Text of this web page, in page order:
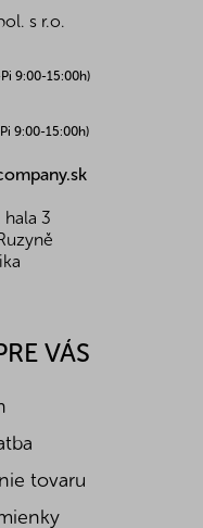
sladidlami. Bez
látok, bez soli,
a so zníženou
žiarením.
a tme. Prípadný
4,7
s r.o.
9:00-15:00h)
9:00-15:00h)
hala 3
VÁS
tovaru